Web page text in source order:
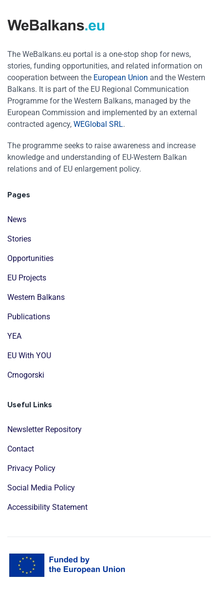
The WeBalkans.eu portal is a one-stop shop for news,
stories, funding opportunities, and related information on
cooperation between the European Union and the Western
Balkans. It is part of the EU Regional Communication
Programme for the Western Balkans, managed by the
European Commission and implemented by an external
contracted agency, WEGlobal SRL.
The programme seeks to raise awareness and increase
knowledge and understanding of EU-Western Balkan
relations and of EU enlargement policy.
Pages
News
Stories
Opportunities
EU Projects
Western Balkans
Publications
YEA
EU With YOU
Crnogorski
Useful Links
Newsletter Repository
Contact
Privacy Policy
Social Media Policy
Accessibility Statement